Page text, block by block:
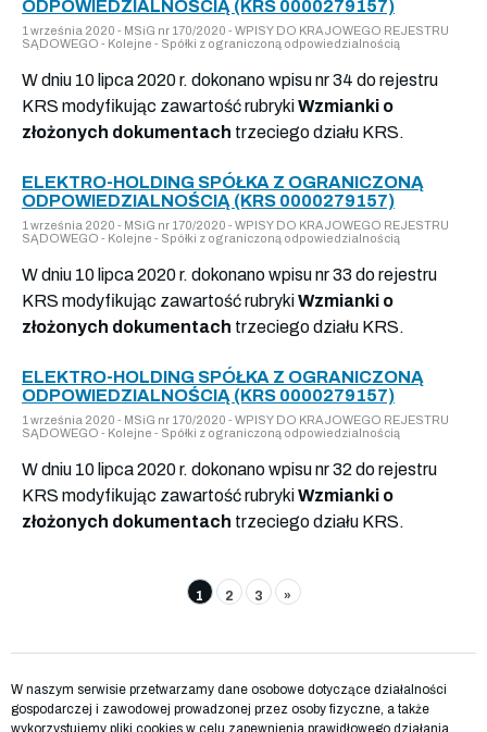
ODPOWIEDZIALNOŚCIĄ (KRS 0000279157)
1 września 2020 - MSiG nr 170/2020 - WPISY DO KRAJOWEGO REJESTRU
SĄDOWEGO - Kolejne - Spółki z ograniczoną odpowiedzialnością
W dniu 10 lipca 2020 r. dokonano wpisu nr 34 do rejestru
KRS modyfikując zawartość rubrykiWzmianki o
złożonych dokumentach trzeciego działu KRS.
ELEKTRO-HOLDING SPÓŁKA Z OGRANICZONĄ
ODPOWIEDZIALNOŚCIĄ (KRS 0000279157)
1 września 2020 - MSiG nr 170/2020 - WPISY DO KRAJOWEGO REJESTRU
SĄDOWEGO - Kolejne - Spółki z ograniczoną odpowiedzialnością
W dniu 10 lipca 2020 r. dokonano wpisu nr 33 do rejestru
KRS modyfikując zawartość rubrykiWzmianki o
złożonych dokumentach trzeciego działu KRS.
ELEKTRO-HOLDING SPÓŁKA Z OGRANICZONĄ
ODPOWIEDZIALNOŚCIĄ (KRS 0000279157)
1 września 2020 - MSiG nr 170/2020 - WPISY DO KRAJOWEGO REJESTRU
SĄDOWEGO - Kolejne - Spółki z ograniczoną odpowiedzialnością
W dniu 10 lipca 2020 r. dokonano wpisu nr 32 do rejestru
KRS modyfikując zawartość rubrykiWzmianki o
złożonych dokumentach trzeciego działu KRS.
1 2 3 »
W naszym serwisie przetwarzamy dane osobowe dotyczące działalności
gospodarczej i zawodowej prowadzonej przez osoby fizyczne, a także
wykorzystujemy pliki cookies w celu zapewnienia prawidłowego działania